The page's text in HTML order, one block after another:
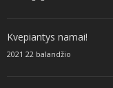
Kvepiantys namai!
2021 22 balandžio